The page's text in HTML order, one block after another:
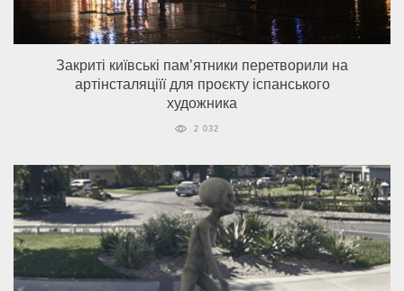
Закриті київські пам’ятники перетворили на
артінсталяціїї для проєкту іспанського
художника
2 032